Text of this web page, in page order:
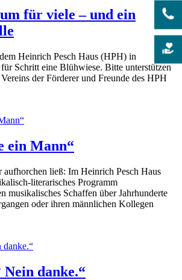
für viele – und ein
Heinrich Pesch Haus (HPH) in
Schritt eine Blühwiese. Bitte unterstützen
der Förderer und Freunde des HPH
ein Mann“
aufhorchen ließ: Im Heinrich Pesch Haus
literarisches Programm
musikalisches Schaffen über Jahrhunderte
oder ihren männlichen Kollegen
Nein danke.“